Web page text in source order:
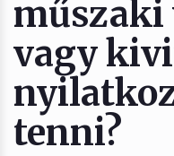
műszaki
vagy
tenni?